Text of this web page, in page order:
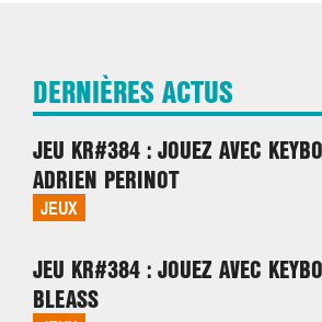
DERNIÈRES ACTUS
JEU KR#384 : JOUEZ AVEC
ADRIEN PERINOT
JEUX
JEU KR#384 : JOUEZ AVEC
BLEASS